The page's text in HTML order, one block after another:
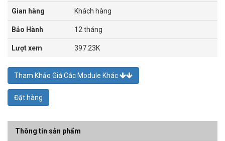
Gian hàng Khách hàng
Bảo Hành 12 tháng
Lượt xem 397.23K
Tham Khảo Giá Các Module Khác
Đặt hàng
Thông tin sản phẩm